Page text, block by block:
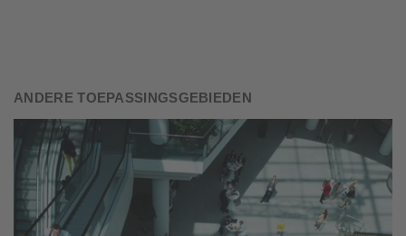
ANDERE TOEPASSINGSGEBIEDEN